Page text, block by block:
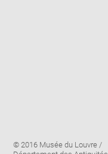
Image
© 2016 Musée du Louvre /